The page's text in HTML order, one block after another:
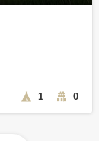
1 0